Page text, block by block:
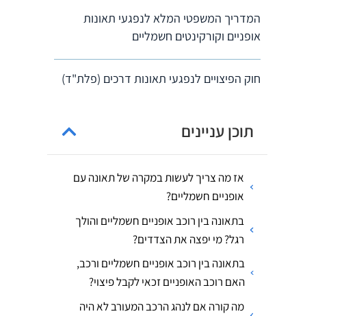
המדריך המשפטי המלא לנפגעי תאונות
אופניים וקורקינטים חשמליים
חוק הפיצויים לנפגעי תאונות דרכים (פלת"ד)
תוכן עניינים
אז מה צריך לעשות במקרה של תאונה עם
אופניים חשמליים?
בתאונה בין רוכב אופניים חשמליים והולך
רגל? מי יפצה את הצדדים?
בתאונה בין רוכב אופניים חשמליים ורכב,
האם רוכב האופניים זכאי לקבל פיצוי?
מה קורה אם לנהג הרכב המעורב לא היה